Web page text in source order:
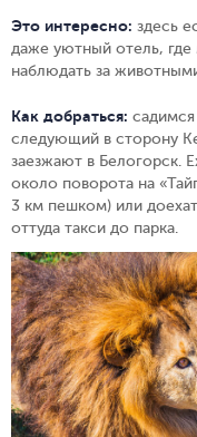
Это интересно: здесь
даже уютный отель,
наблюдать за
Как добраться:
следующий в сторону
заезжают в Белогорск.
около поворота на
3 км пешком) или
оттуда такси до парка.